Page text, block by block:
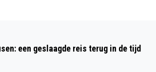
LICHTSNOEREN
een geslaagde reis terug in de tijd